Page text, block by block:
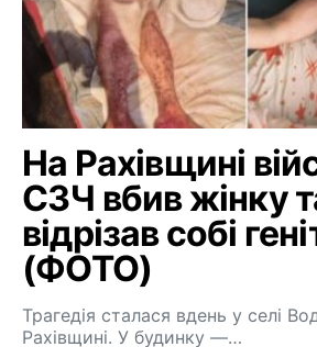
На Рахівщині
СЗЧ вбив жінку
відрізав собі
(ФОТО)
Трагедія сталася вдень у селі
Рахівщині. У будинку —…